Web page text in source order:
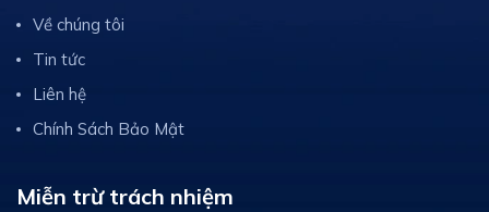
Về chúng tôi
Tin tức
Liên hệ
Chính Sách Bảo Mật
Miễn trừ trách nhiệm